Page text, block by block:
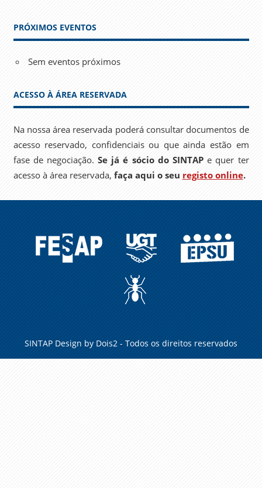
PRÓXIMOS EVENTOS
Sem eventos próximos
ACESSO À ÁREA RESERVADA
Na nossa área reservada poderá consultar documentos de
acesso reservado, confidenciais ou que ainda estão em
fase de negociação.Se já é sócio do SINTAPe quer ter
acesso à área reservada, faça aqui o seu registo online.
FESAP UGT EPSU
A
FORMIGA
SINTAP Design by Dois2 - Todos os direitos reservados